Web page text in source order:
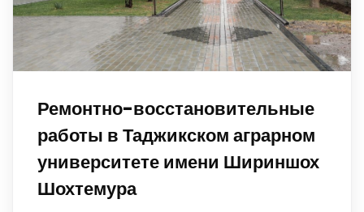
Ремонтно-восстановительные
работы в Таджикском аграрном
университете имени Шириншох
Шохтемура